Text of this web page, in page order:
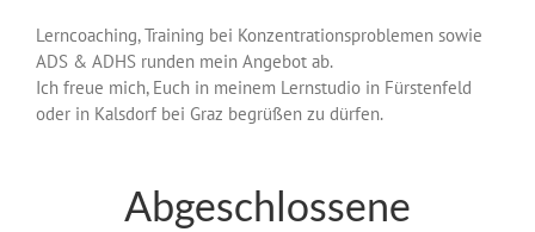
Lerncoaching, Training bei Konzentrationsproblemen sowie
ADS & ADHS runden mein Angebot ab.
Ich freue mich, Euch in meinem Lernstudio in Fürstenfeld
oder in Kalsdorf bei Graz begrüßen zu dürfen.
Abgeschlossene